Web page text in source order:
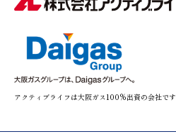
アクティブライフは大阪ガス100%出資の会社です